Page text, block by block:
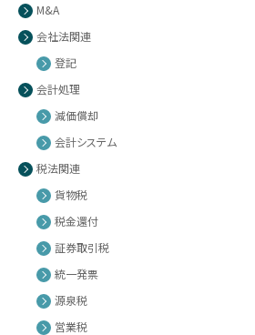
M&A
会社法関連
登記
会計処理
減価償却
会計システム
税法関連
貨物税
税金還付
証券取引税
統一発票
源泉税
営業税